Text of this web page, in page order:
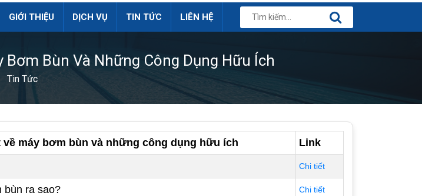
GIỚI THIỆU DỊCH VỤ TIN TỨC LIÊN HỆ
Bùn Và Những Công Dụng Hữu Ích
Tin Tức
máy bơm bùn và những công dụng hữu ích
Link
Chi tiết
ra sao? Chi tiết